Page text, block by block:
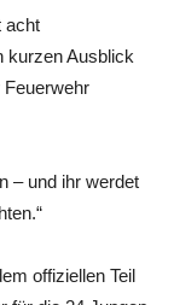
acht
kurzen Ausblick
Feuerwehr
– und ihr werdet
offiziellen Teil